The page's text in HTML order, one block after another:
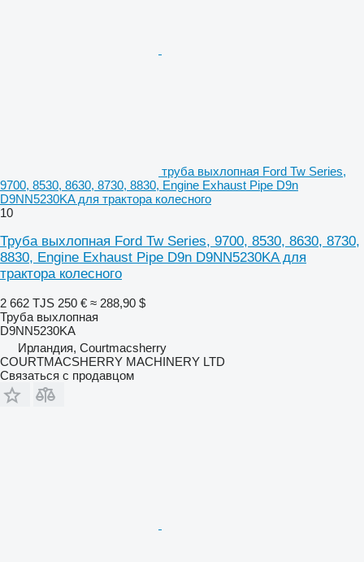
труба выхлопная Ford Tw Series,
9700, 8530, 8630, 8730, 8830, Engine Exhaust Pipe D9n
D9NN5230KA для трактора колесного
10
Труба выхлопная Ford Tw Series, 9700, 8530, 8630, 8730,
8830, Engine Exhaust Pipe D9n D9NN5230KA для
трактора колесного
2 662 TJS 250 € ≈ 288,90 $
Труба выхлопная
D9NN5230KA
Ирландия, Courtmacsherry
COURTMACSHERRY MACHINERY LTD
Связаться с продавцом